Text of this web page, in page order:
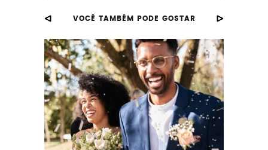
ONDECASAR
ONDECASAREMSALVADOR
PROJETONOIVINHA SALAVADOR
SALVADOR
VOCÊ TAMBÉM PODE GOSTAR